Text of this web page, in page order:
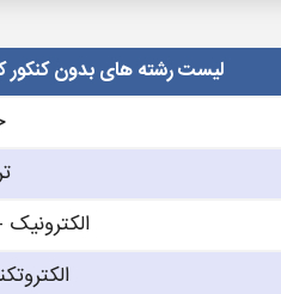
لیست رشته های بدون کنکور